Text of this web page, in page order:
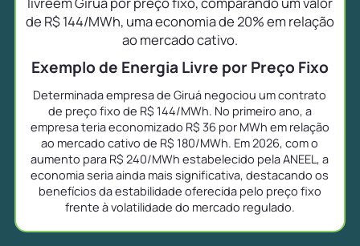
de R$ 144/MWh, uma economia de 20% em relação
ao mercado cativo.
Exemplo de Energia Livre por Preço Fixo
Determinada empresa de Giruá negociou um contrato
de preço fixo de R$ 144/MWh. No primeiro ano, a
empresa teria economizado R$ 36 por MWh em relação
ao mercado cativo de R$ 180/MWh. Em 2026, com o
aumento para R$ 240/MWh estabelecido pela ANEEL, a
economia seria ainda mais significativa, destacando os
benefícios da estabilidade oferecida pelo preço fixo
frente à volatilidade do mercado regulado.